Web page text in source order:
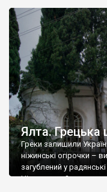
Ялта. Грецька
Греки залишили
ніжинські огірочки –
загублений у
Ніжин греки?